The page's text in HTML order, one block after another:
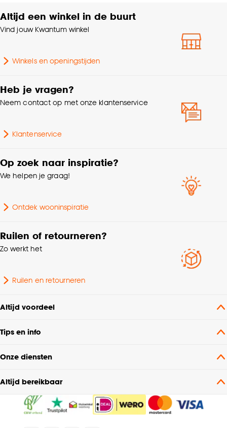
Altijd een winkel in de buurt
Vind jouw Kwantum winkel
Winkels en openingstijden
Heb je vragen?
Neem contact op met onze klantenservice
Klantenservice
Op zoek naar inspiratie?
We helpen je graag!
Ontdek wooninspiratie
Ruilen of retourneren?
Zo werkt het
Ruilen en retourneren
Altijd voordeel
Tips en info
Onze diensten
Altijd bereikbaar